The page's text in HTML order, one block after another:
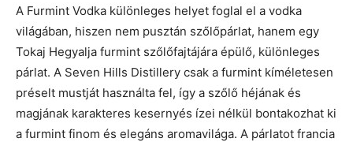
A Furmint Vodka különleges helyet foglal el a vodka
világában, hiszen nem pusztán szőlőpárlat, hanem egy
Tokaj Hegyalja furmint szőlőfajtájára épülő, különleges
párlat. A Seven Hills Distillery csak a furmint kíméletesen
préselt mustját használta fel, így a szőlő héjának és
magjának karakteres kesernyés ízei nélkül bontakozhat ki
a furmint finom és elegáns aromavilága. A párlatot francia